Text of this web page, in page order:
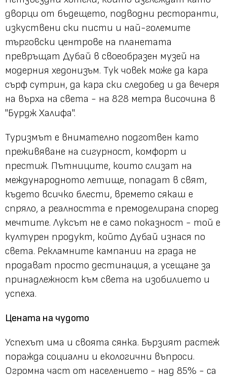
дворци от бъдещето, подводни ресторанти,
изкуствени ски писти и най-големите
търговски центрове на планетата
превръщат Дубай в своеобразен музей на
модерния хедонизъм. Тук човек може да кара
сърф сутрин, да кара ски следобед и да вечеря
на върха на света - на 828 метра височина в
"Бурдж Халифа".
Туризмът е внимателно подготвен като
преживяване на сигурност, комфорт и
престиж. Пътниците, които слизат на
международното летище, попадат в свят,
където всичко блести, времето сякаш е
спряло, а реалността е премоделирана според
мечтите. Луксът не е само показност - той е
културен продукт, който Дубай изнася по
света. Рекламните кампании на града не
продават просто дестинация, а усещане за
принадлежност към света на изобилието и
успеха.
Цената на чудото
Успехът има и своята сянка. Бързият растеж
поражда социални и екологични въпроси.
Огромна част от населението - над 85% - са